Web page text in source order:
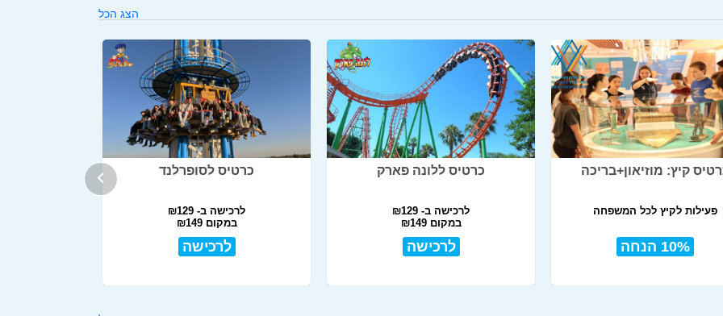
הצג הכל
כרטיס לסופרלנד
לרכישה ב- ₪129
במקום ₪149
לרכישה
כרטיס ללונה פארק
לרכישה ב- ₪129
במקום ₪149
לרכישה
קיץ: מוזיאון+בריכה
פעילות לקיץ לכל המשפחה
10% הנחה